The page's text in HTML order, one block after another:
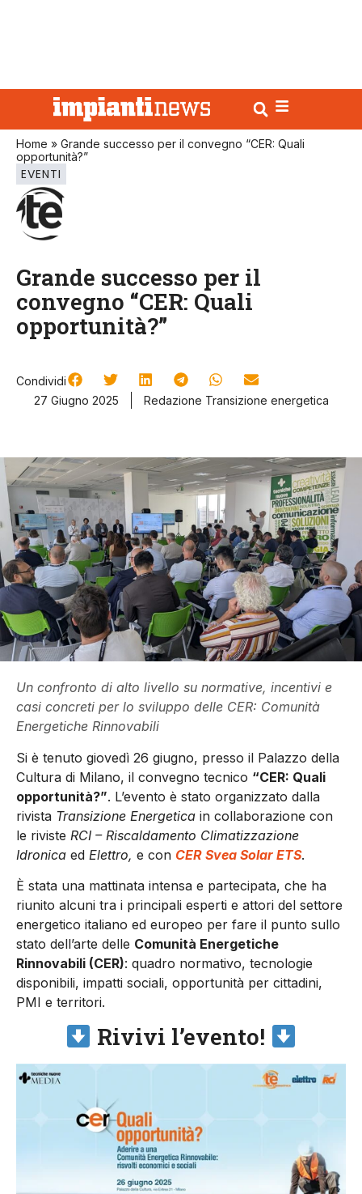
Home » Grande successo per il convegno “CER: Quali
opportunità?”
EVENTI
Grande successo per il
convegno “CER: Quali
opportunità?”
Condividi
27 Giugno 2025
Redazione Transizione energetica
Un confronto di alto livello su normative, incentivi e
casi concreti per lo sviluppo delle CER: Comunità
Energetiche Rinnovabili
Si è tenuto giovedì 26 giugno, presso il Palazzo della
Cultura di Milano, il convegno tecnico “CER: Quali
opportunità?”. L’evento è stato organizzato dalla
rivista Transizione Energetica in collaborazione con
le riviste RCI – Riscaldamento Climatizzazione
Idronica ed Elettro, e con CER Svea Solar ETS.
È stata una mattinata intensa e partecipata, che ha
riunito alcuni tra i principali esperti e attori del settore
energetico italiano ed europeo per fare il punto sullo
stato dell’arte delle Comunità Energetiche
Rinnovabili (CER): quadro normativo, tecnologie
disponibili, impatti sociali, opportunità per cittadini,
PMI e territori.
Rivivi l’evento!